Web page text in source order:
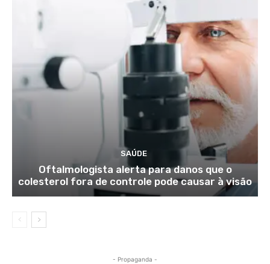
SAÚDE
Oftalmologista alerta para danos que o
colesterol fora de controle pode causar à visão
- Propaganda -